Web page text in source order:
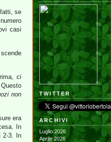
se
casi
ci
non
era
In
2-3. In
TWITTER
ARCHIVI
Luglio 2026
Aprile 2026